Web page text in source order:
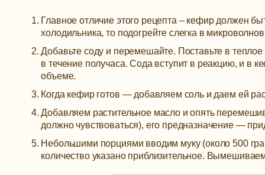
Главное отличие этого рецепта – кефир должен
холодильника, то подогрейте слегка в
Добавьте соду и перемешайте. Поставьте в
в течение получаса. Сода вступит в реакцию, и в
объеме.
Когда кефир готов — добавляем соль и даем ей
Добавляем растительное масло и опять
должно чувствоваться), его предназначение —
Небольшими порциями вводим муку (около 500
количество указано приблизительное.